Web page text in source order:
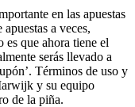
en las apuestas
a veces,
es que ahora tiene el
serás llevado a
Términos de uso y
y su equipo
de la piña.